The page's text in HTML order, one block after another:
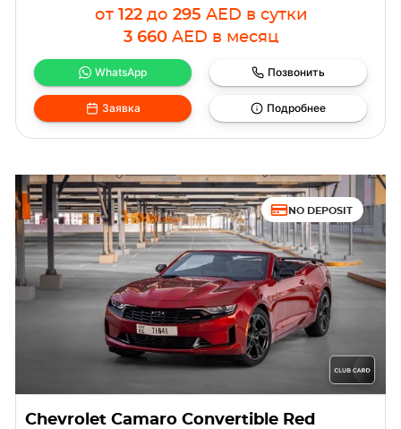
от 122 до 295 AED в сутки
3 660 AED в месяц
WhatsApp Позвонить
Заявка Подробнее
NO DEPOSIT
Chevrolet Camaro Convertible Red